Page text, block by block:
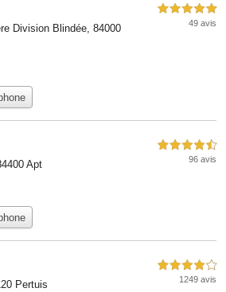
Division Blindée, 84000
5,0 étoiles sur 5
49 avis
Apt
4,5 étoiles sur 5
96 avis
Pertuis
4,0 étoiles sur 5
1249 avis